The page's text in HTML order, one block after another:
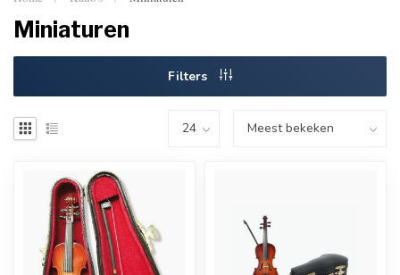
Miniaturen
Filters